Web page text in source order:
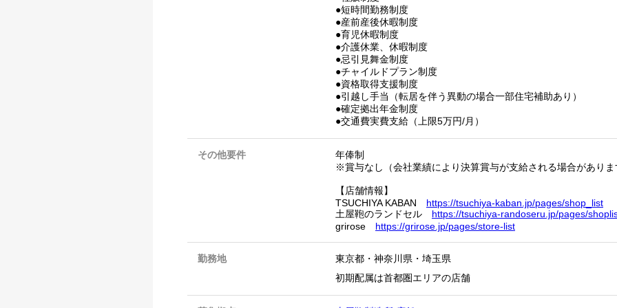
●短時間勤務制度
●産前産後休暇制度
●育児休暇制度
●介護休業、休暇制度
●忌引見舞金制度
●チャイルドプラン制度
●資格取得支援制度
●引越し手当（転居を伴う異動の場合一部住宅補助あり）
●確定拠出年金制度
●交通費実費支給（上限5万円/月）
その他要件
年俸制
※賞与なし（会社業績により決算賞与が支給される場合がありま
【店舗情報】
TSUCHIYA KABAN https://tsuchiya-kaban.jp/pages/shop_list
土屋鞄のランドセル https://tsuchiya-randoseru.jp/pages/
grirose https://grirose.jp/pages/store-list
勤務地 東京都 ・ 神奈川県 ・ 埼玉県
初期配属は首都圏エリアの店舗